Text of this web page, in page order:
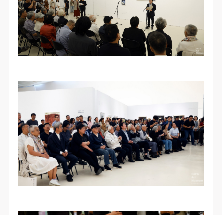
带有甲方肖像的作品的使用达成如下一致协议：
一、 一般约定
（1）、甲方为本协议中的肖像权人，自愿将自己的
肖像权许可乙方作符合本协议约定和法律规定的用
（2）、乙方中央美术学院美术馆是一所具有标志
院美术馆与时代同行，努力塑造一个开放、自由、学
术的空间氛围，竭诚与各单位、企业、机构、艺术家
和观众进行良好互动。以学院的学术研究为基础，积
极策划国际、国内多视角、多领域的展览、论坛及公
共教育活动，为美院师生、中外艺术家以及社会公众
提供一个交流、学习、展示的平台。作为一家公益性
主。
带有甲方肖像的作品的使用达成如下一致协议：
一、 一般约定
（1）、甲方为本协议中的肖像权人，自愿将自己的
肖像权许可乙方作符合本协议约定和法律规定的用
（2）、乙方中央美术学院美术馆是一所具有标志
院美术馆与时代同行，努力塑造一个开放、自由、学
术的空间氛围，竭诚与各单位、企业、机构、艺术家
和观众进行良好互动。以学院的学术研究为基础，积
极策划国际、国内多视角、多领域的展览、论坛及公
共教育活动，为美院师生、中外艺术家以及社会公众
提供一个交流、学习、展示的平台。作为一家公益性
主。
带有甲方肖像的作品的使用达成如下一致协议：
一、 一般约定
（1）、甲方为本协议中的肖像权人，自愿将自己的
肖像权许可乙方作符合本协议约定和法律规定的用
（2）、乙方中央美术学院美术馆是一所具有标志
院美术馆与时代同行，努力塑造一个开放、自由、学
术的空间氛围，竭诚与各单位、企业、机构、艺术家
和观众进行良好互动。以学院的学术研究为基础，积
极策划国际、国内多视角、多领域的展览、论坛及公
共教育活动，为美院师生、中外艺术家以及社会公众
提供一个交流、学习、展示的平台。作为一家公益性
主。